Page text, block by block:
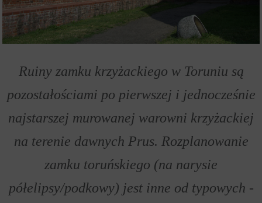
Ruiny zamku krzyżackiego w Toruniu są
pozostałościami po pierwszej i jednocześnie
najstarszej murowanej warowni krzyżackiej
na terenie dawnych Prus. Rozplanowanie
zamku toruńskiego (na narysie
półelipsy/podkowy) jest inne od typowych -